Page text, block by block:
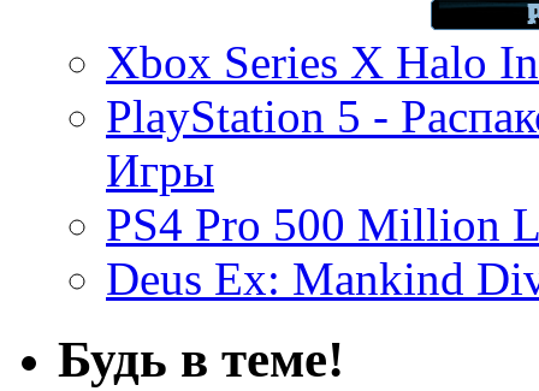
Xbox Series X Halo
PlayStation 5 -
Игры
PS4 Pro 500 Million
Deus Ex: Mankind
Будь в теме!